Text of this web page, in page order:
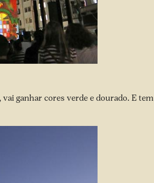
ganhar cores verde e dourado. E tem